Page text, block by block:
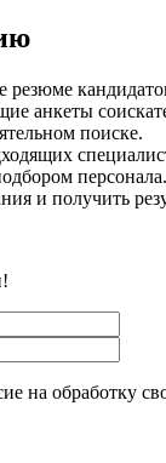
резюме
анкеты
поиске.
персонала.
и получить
на обработку